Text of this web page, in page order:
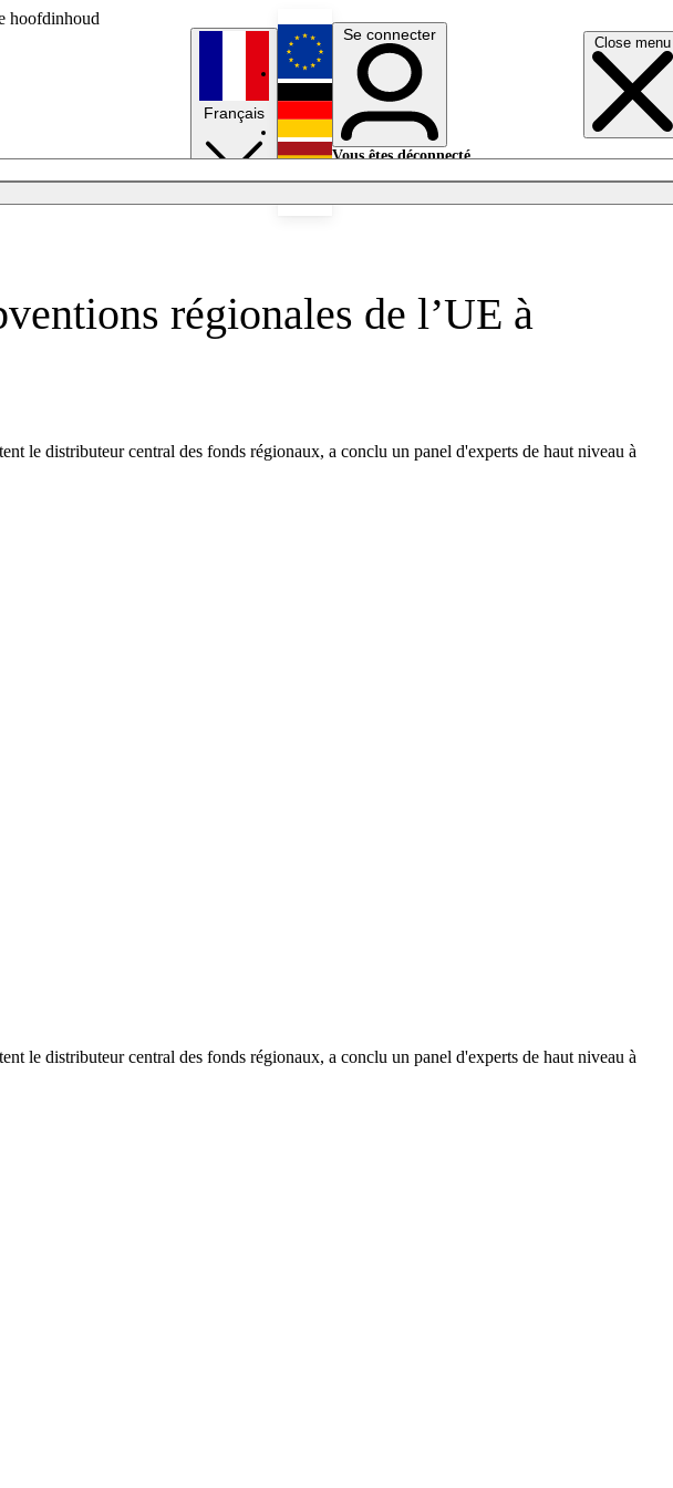
hoofdinhoud
Close menu
Français
English
Deutsch
Se connecter
Vous êtes déconnecté.
régionales de l’UE à
le distributeur central des fonds régionaux, a conclu un panel d'experts de haut niveau à
le distributeur central des fonds régionaux, a conclu un panel d'experts de haut niveau à